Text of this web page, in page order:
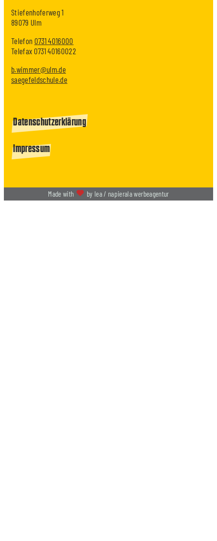
Stiefenhoferweg 1
89079 Ulm
Telefon 0731 4016000
Telefax 0731 40160022
b.wimmer@ulm.de
saegefeldschule.de
Datenschutzerklärung
Impressum
Made with by lea / napierala werbeagentur